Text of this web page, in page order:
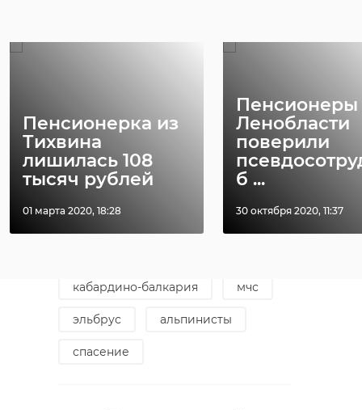
Пенсионерка из
Тихвина
лишилась 108
тысяч рублей
01 марта 2020, 18:28
Пенсионеры
Ленобласти
поверили
б ...
30 октября 2020, 11:37
По данным служб, трое погибли в
после чего они также скончались.
Состояние восьми спасенных
альпинистов врачи оценивают
как средней тяжести.
кабардино-балкария мчс
эльбрус альпинисты
спасение